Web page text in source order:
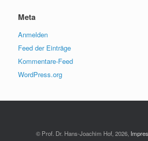
Meta
Anmelden
Feed der Einträge
Kommentare-Feed
WordPress.org
© Prof. Dr. Hans-Joachim Hof, 2026,